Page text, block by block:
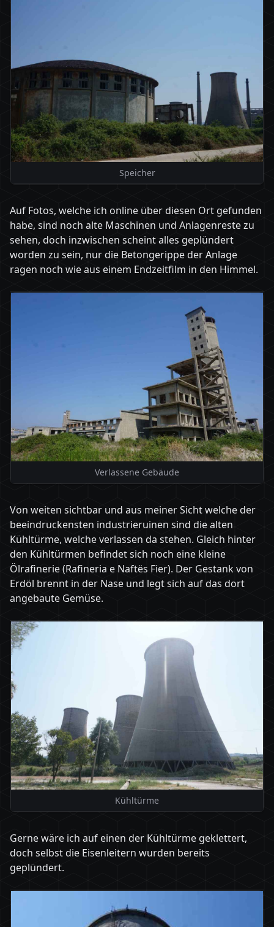
Speicher
Auf Fotos, welche ich online über diesen Ort gefunden
habe, sind noch alte Maschinen und Anlagenreste zu
sehen, doch inzwischen scheint alles geplündert
worden zu sein, nur die Betongerippe der Anlage
ragen noch wie aus einem Endzeitfilm in den Himmel.
Verlassene Gebäude
Von weiten sichtbar und aus meiner Sicht welche der
beeindruckensten industrieruinen sind die alten
Kühltürme, welche verlassen da stehen. Gleich hinter
den Kühltürmen befindet sich noch eine kleine
Ölrafinerie (Rafineria e Naftës Fier). Der Gestank von
Erdöl brennt in der Nase und legt sich auf das dort
angebaute Gemüse.
Kühltürme
Gerne wäre ich auf einen der Kühltürme geklettert,
doch selbst die Eisenleitern wurden bereits
geplündert.